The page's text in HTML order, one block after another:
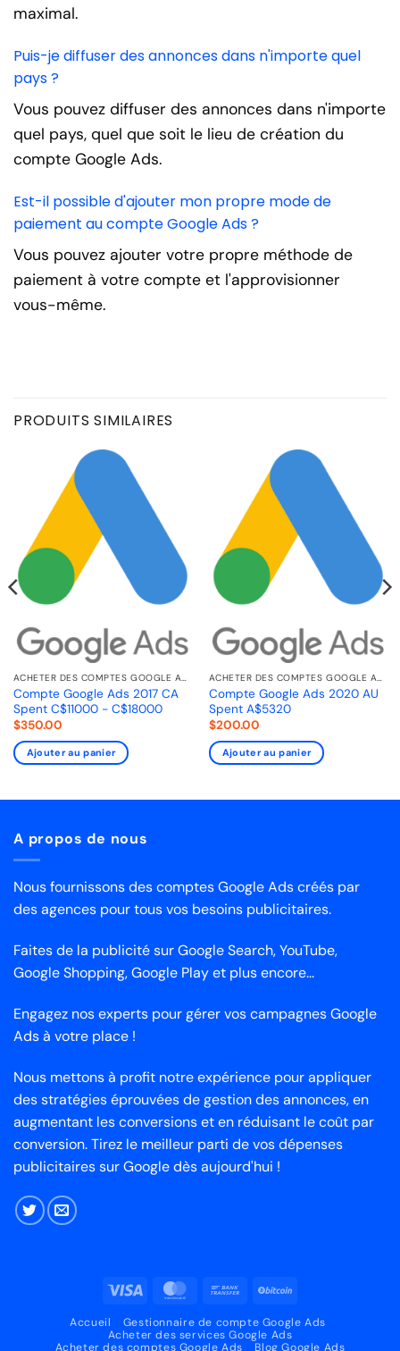
maximal.
Puis-je diffuser des annonces dans n'importe quel
pays ?
Vous pouvez diffuser des annonces dans n'importe
quel pays, quel que soit le lieu de création du
compte Google Ads.
Est-il possible d'ajouter mon propre mode de
paiement au compte Google Ads ?
Vous pouvez ajouter votre propre méthode de
paiement à votre compte et l'approvisionner
vous-même.
PRODUITS SIMILAIRES
ACHETER DES COMPTES GOOGLE ADS
Compte Google Ads 2017 CA
Spent C$11000 - C$18000
$350.00
Ajouter au panier
ACHETER DES COMPTES GOOGLE ADS
Compte Google Ads 2020 AU
Spent A$5320
$200.00
Ajouter au panier
A propos de nous
Nous fournissons des comptes Google Ads créés par
des agences pour tous vos besoins publicitaires.
Faites de la publicité sur Google Search, YouTube,
Google Shopping, Google Play et plus encore...
Engagez nos experts pour gérer vos campagnes Google
Ads à votre place !
Nous mettons à profit notre expérience pour appliquer
des stratégies éprouvées de gestion des annonces, en
augmentant les conversions et en réduisant le coût par
conversion. Tirez le meilleur parti de vos dépenses
publicitaires sur Google dès aujourd'hui !
Visa MasterCardVirement
Accueil
Gestionnaire de compte Google Ads
Acheter des services Google Ads
Acheter des comptes Google Ads
Blog Google Ads